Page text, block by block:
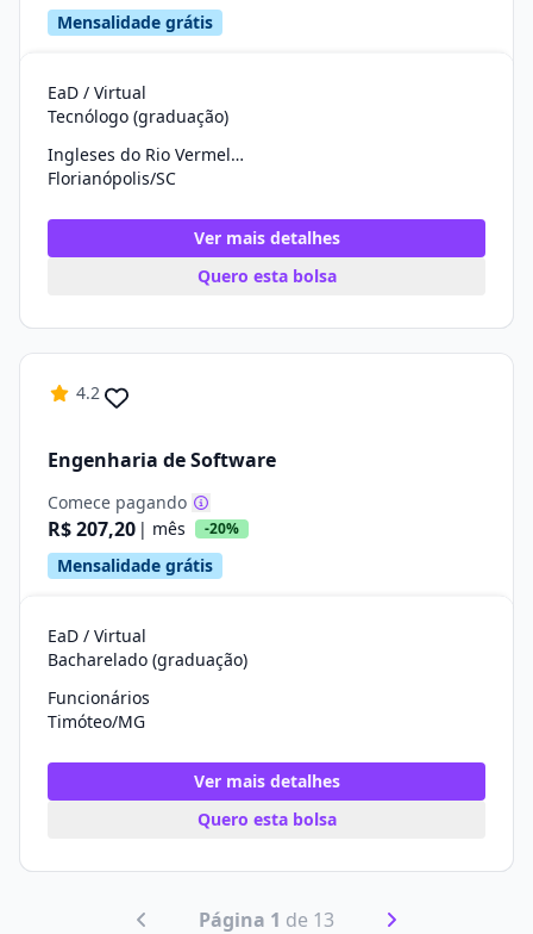
Mensalidade grátis
EaD / Virtual
Tecnólogo (graduação)
Ingleses do Rio Vermelho
Florianópolis/SC
Ver mais detalhes
Quero esta bolsa
4.2
Engenharia de Software
Comece pagando
R$ 207,20 | mês -20%
Mensalidade grátis
EaD / Virtual
Bacharelado (graduação)
Funcionários
Timóteo/MG
Ver mais detalhes
Quero esta bolsa
Página 1 de 13